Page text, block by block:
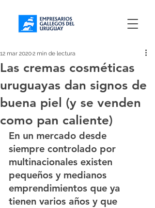
Las cremas cosméticas
uruguayas dan signos de
buena piel (y se venden
como pan caliente)
12 mar 20202 min de lectura
En un mercado desde
siempre controlado por
multinacionales existen
pequeños y medianos
emprendimientos que ya
tienen varios años y que